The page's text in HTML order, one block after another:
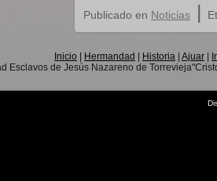
Publicado en Noticias |
Inicio Hermandad Historia Ajuar
Esclavos de Jesús Nazareno de